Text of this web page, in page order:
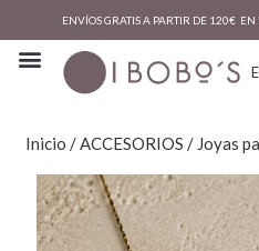
ENVÍOS GRATIS A PARTIR DE 120€
Inicio /ACCESORIOS / Joyas